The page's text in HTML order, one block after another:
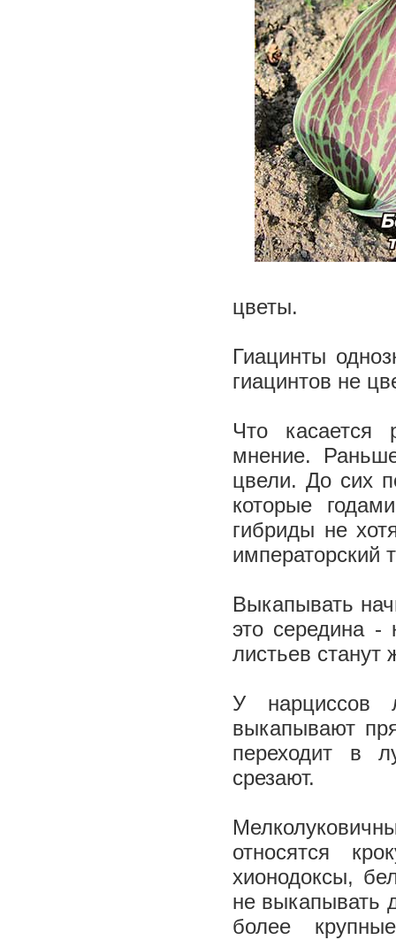
цветы.
Гиацинты
гиацинтов не
Что касается
мнение.
цвели. До сих
которые
гибриды не
Выкапывать
это середина -
листьев
У нарциссов
выкапывают
переходит в
срезают.
относятся
хионодоксы,
не выкапывать
более